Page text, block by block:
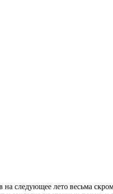
на следующее лето весьма